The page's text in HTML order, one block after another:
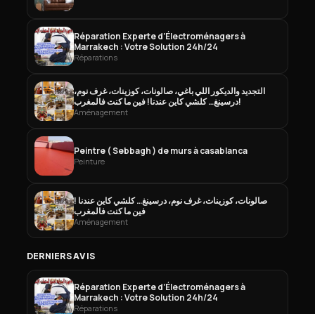
Réparation Experte d’Électroménagers à
Marrakech : Votre Solution 24h/24
Réparations
التجديد والديكور اللي باغي، صالونات، كوزينات، غرف نوم،
درسينغ… كلشي كاين عندنا! فين ما كنت فالمغرب!
Aménagement
Peintre ( Sebbagh ) de murs à casablanca
Peinture
صالونات، كوزينات، غرف نوم، درسينغ… كلشي كاين عندنا !
فين ما كنت فالمغرب
Aménagement
DERNIERS AVIS
Réparation Experte d’Électroménagers à
Marrakech : Votre Solution 24h/24
Réparations